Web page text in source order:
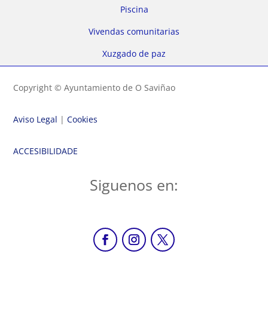
Piscina
Vivendas comunitarias
Xuzgado de paz
Copyright © Ayuntamiento de O Saviñao
Aviso Legal |Cookies
ACCESIBILIDADE
Siguenos en: